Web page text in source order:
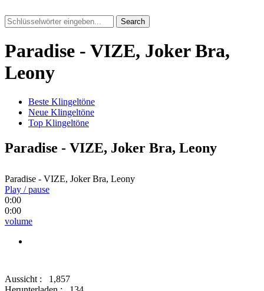
Search
Paradise - VIZE, Joker Bra,
Leony
Beste Klingeltöne
Neue Klingeltöne
Top Klingeltöne
Paradise - VIZE, Joker Bra, Leony
Paradise - VIZE, Joker Bra, Leony
Play / pause
0:00
0:00
volume
Aussicht :
1,857